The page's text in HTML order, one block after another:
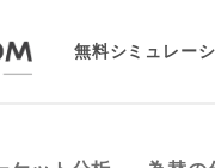
無料シミュレー